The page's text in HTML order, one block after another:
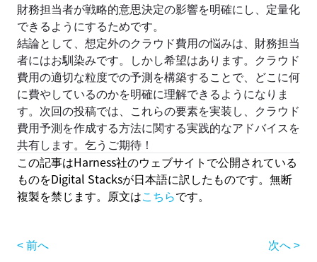
財務担当者が戦略的意思決定の影響を明確にし、定量化
できるようにするためです。
結論として、想定外のクラウド費用の悩みは、財務担当
者にはお馴染みです。しかし希望はあります。クラウド
費用の適切な粒度での予測を構築することで、どこに何
に費やしているのかを明確に理解できるようになりま
す。次回の投稿では、これらの要素を実装し、クラウド
費用予測を作成する方法に関する実践的なアドバイスを
共有します。乞うご期待！
この記事はHarness社のウェブサイトで公開されている
ものをDigital Stacksが日本語に訳したものです。無断
複製を禁じます。原文はこちらです。
< 前へ 次へ >